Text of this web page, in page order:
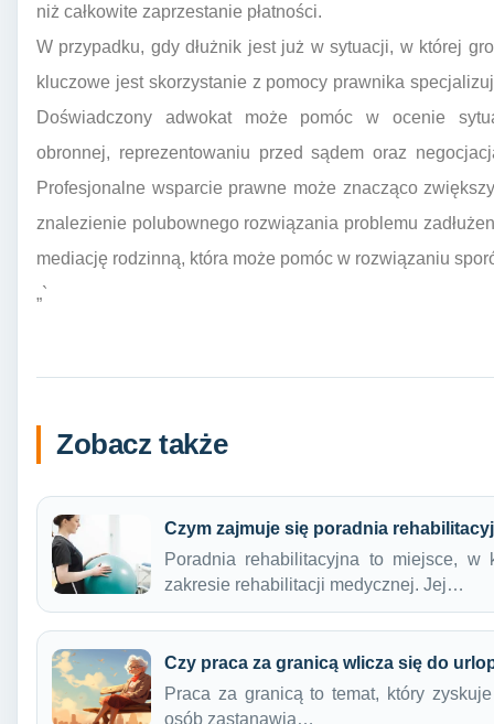
niż całkowite zaprzestanie płatności.
W przypadku, gdy dłużnik jest już w sytuacji, w której
kluczowe jest skorzystanie z pomocy prawnika
Doświadczony adwokat może pomóc w ocenie
obronnej, reprezentowaniu przed sądem oraz
Profesjonalne wsparcie prawne może znacząco
znalezienie polubownego rozwiązania problemu
mediację rodzinną, która może pomóc w rozwiązaniu
„`
Zobacz także
Czym zajmuje się poradnia
Poradnia rehabilitacyjna to miejsce,
zakresie rehabilitacji medycznej. Jej…
Czy praca za granicą wlicza się do
Praca za granicą to temat, który
osób zastanawia…